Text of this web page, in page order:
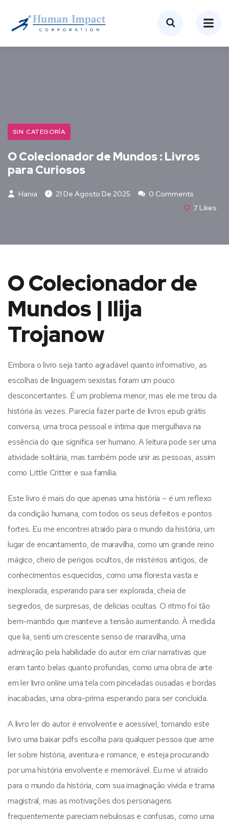
SIN CATEGORÍA
O Colecionador de Mundos : Livros
para Curiosos
Hania 21 De Agosto De 2025
0 Comments
7 Likes
O Colecionador de
Mundos | Ilija
Trojanow
Embora o livro seja tanto agradável quanto informativo, as
escolhas de linguagem sexistas foram um pouco
desconcertantes. É um problema menor, mas ele me tirou da
história às vezes. Parecia fazer parte de livros epub grátis
conversa, uma troca pessoal e íntima que mergulhava na
essência do que significa ser humano. A leitura pode ser uma
atividade solitária, mas também pode unir as pessoas, assim
como Little Critter e sua família.
Este livro é mais do que apenas uma história – é um reflexo
da condição humana, com todos os seus defeitos e pontos
fortes. Eu me encontrei atraído para o mundo da história, um
lugar de encantamento, de maravilha, como um grande reino
mágico, cheio de perigos ocultos, de mistérios antigos, de
conhecimentos esquecidos, como uma floresta vasta e
inexplorada, esperando para ser explorada, cheia de
segredos, de surpresas, de delícias ocultas. O ritmo foi tão
bem-mantido que manteve a tensão aumentando. À medida
que lia, senti um crescente senso de maravilha, uma
admiração pela habilidade do autor em criar narrativas que
eram tanto belas quanto profundas, como uma obra de arte
em ler livro online uma tela com pinceladas ousadas e bordas
inacabadas, uma obra-prima esperando para ser concluída.
A livro ler do autor é envolvente e acessível, tornando este
livro uma baixar pdfs escolha para qualquer pessoa que ame
ler sobre história, aventura e romance, e esteja procurando
por uma história envolvente e memorável. Eu me vi atraído
para o mundo da história, com sua imaginação vívida e trama
magistral, mas as motivações dos personagens
frequentemente pareciam nebulosas e confusas, como uma